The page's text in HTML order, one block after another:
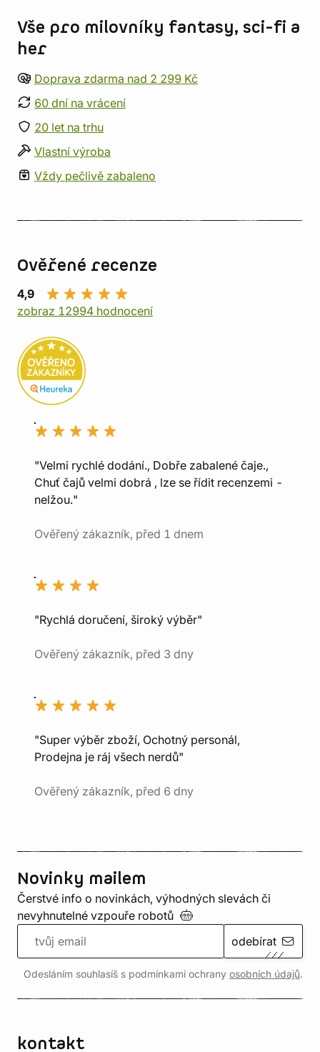
Vše pro milovníky fantasy, sci-fi a
her
Doprava zdarma nad 2 299 Kč
60 dní na vrácení
20 let na trhu
Vlastní výroba
Vždy pečlivě zabaleno
Ověřené recenze
4,9
zobraz 12994 hodnocení
"Velmi rychlé dodání., Dobře zabalené čaje.,
Chuť čajů velmi dobrá , lze se řídit recenzemi -
nelžou."
Ověřený zákazník, před 1 dnem
"Rychlá doručení, široký výběr"
Ověřený zákazník, před 3 dny
"Super výběr zboží, Ochotný personál,
Prodejna je ráj všech nerdů"
Ověřený zákazník, před 6 dny
Novinky mailem
Čerstvé info o novinkách, výhodných slevách či
nevyhnutelné vzpouře robotů
odebírat
Odesláním souhlasíš s podmínkami ochrany osobních údajů.
kontakt